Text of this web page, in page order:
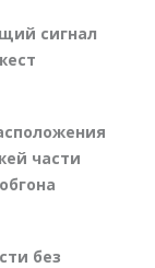
сигнал
части
без